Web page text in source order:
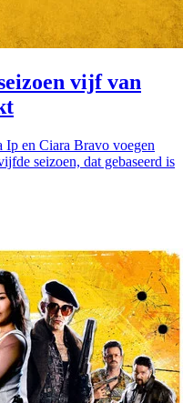
vijf van
en Ciara Bravo voegen
seizoen, dat gebaseerd is